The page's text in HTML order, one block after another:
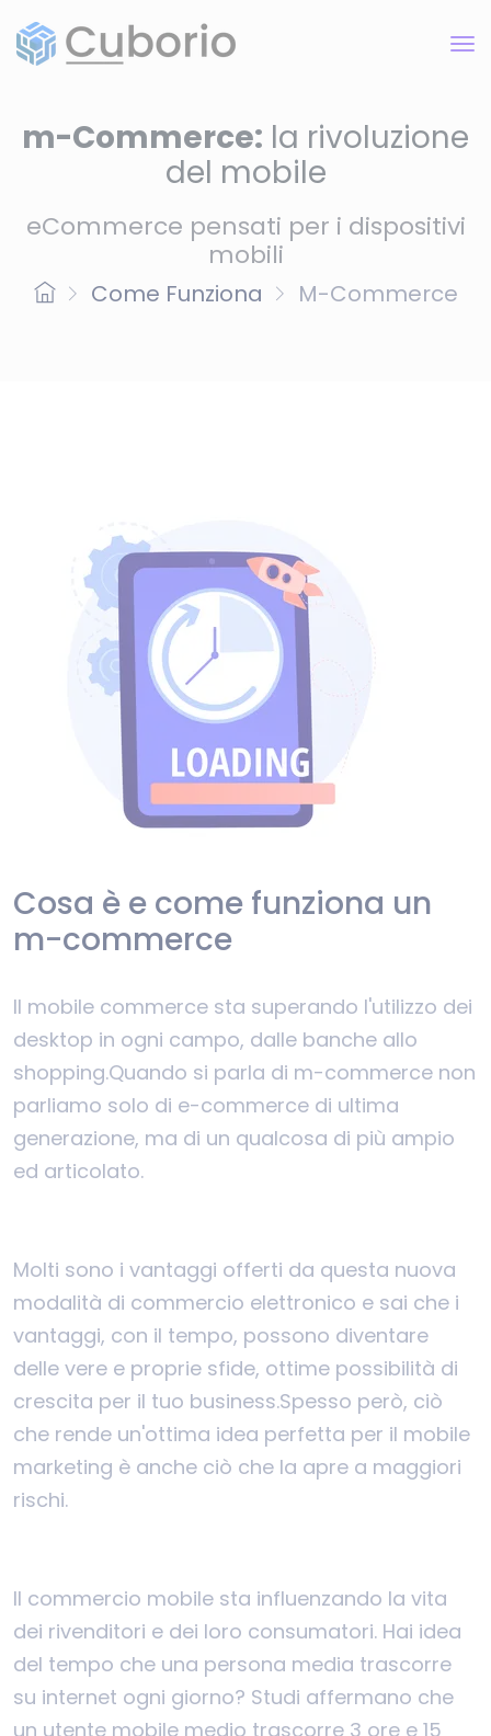
m-Commerce: la rivoluzione
del mobile
eCommerce pensati per i dispositivi
mobili
Come Funziona M-Commerce
Cosa è e come funziona un
m-commerce
Il mobile commerce sta superando l'utilizzo dei
desktop in ogni campo, dalle banche allo
shopping.Quando si parla di m-commerce non
parliamo solo di e-commerce di ultima
generazione, ma di un qualcosa di più ampio
ed articolato.
Molti sono i vantaggi offerti da questa nuova
modalità di commercio elettronico e sai che i
vantaggi, con il tempo, possono diventare
delle vere e proprie sfide, ottime possibilità di
crescita per il tuo business.Spesso però, ciò
che rende un'ottima idea perfetta per il mobile
marketing è anche ciò che la apre a maggiori
rischi.
Il commercio mobile sta influenzando la vita
dei rivenditori e dei loro consumatori. Hai idea
del tempo che una persona media trascorre
su internet ogni giorno? Studi affermano che
un utente mobile medio trascorre 3 ore e 15